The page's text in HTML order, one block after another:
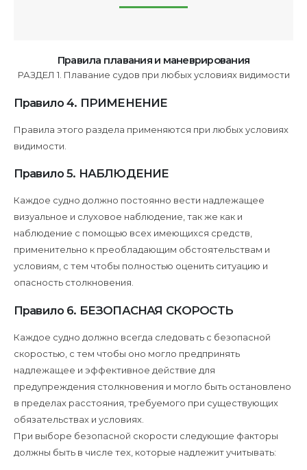
Правила плавания и маневрирования
РАЗДЕЛ 1. Плавание судов при любых условиях видимости
Правило 4. ПРИМЕНЕНИЕ
Правила этого раздела применяются при любых условиях
видимости.
Правило 5. НАБЛЮДЕНИЕ
Каждое судно должно постоянно вести надлежащее
визуальное и слуховое наблюдение, так же как и
наблюдение с помощью всех имеющихся средств,
применительно к преобладающим обстоятельствам и
условиям, с тем чтобы полностью оценить ситуацию и
опасность столкновения.
Правило 6. БЕЗОПАСНАЯ СКОРОСТЬ
Каждое судно должно всегда следовать с безопасной
скоростью, с тем чтобы оно могло предпринять
надлежащее и эффективное действие для
предупреждения столкновения и могло быть остановлено
в пределах расстояния, требуемого при существующих
обязательствах и условиях.
При выборе безопасной скорости следующие факторы
должны быть в числе тех, которые надлежит учитывать: